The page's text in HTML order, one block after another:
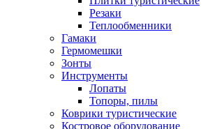
Резаки
Теплообменники
Гамаки
Гермомешки
Зонты
Инструменты
Лопаты
Топоры, пилы
Коврики туристические
Костровое оборудование